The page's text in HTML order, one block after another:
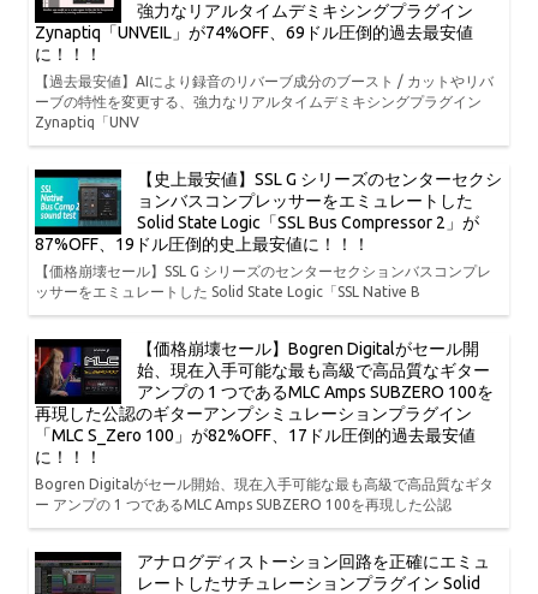
強力なリアルタイムデミキシングプラグイン
Zynaptiq「UNVEIL」が74%OFF、69ドル圧倒的過去最安値
に！！！
【過去最安値】AIにより録音のリバーブ成分のブースト / カットやリバ
ーブの特性を変更する、強力なリアルタイムデミキシングプラグイン
Zynaptiq「UNV
【史上最安値】SSL G シリーズのセンターセクシ
ョンバスコンプレッサーをエミュレートした
Solid State Logic「SSL Bus Compressor 2」が
87%OFF、19ドル圧倒的史上最安値に！！！
【価格崩壊セール】SSL G シリーズのセンターセクションバスコンプレ
ッサーをエミュレートした Solid State Logic「SSL Native B
【価格崩壊セール】Bogren Digitalがセール開
始、現在入手可能な最も高級で高品質なギター
アンプの 1 つであるMLC Amps SUBZERO 100を
再現した公認のギターアンプシミュレーションプラグイン
「MLC S_Zero 100」が82%OFF、17ドル圧倒的過去最安値
に！！！
Bogren Digitalがセール開始、現在入手可能な最も高級で高品質なギタ
ー アンプの 1 つであるMLC Amps SUBZERO 100を再現した公認
アナログディストーション回路を正確にエミュ
レートしたサチュレーションプラグイン Solid